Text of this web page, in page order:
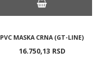
PVC MASKA CRNA (GT-LINE)
16.750,13 RSD